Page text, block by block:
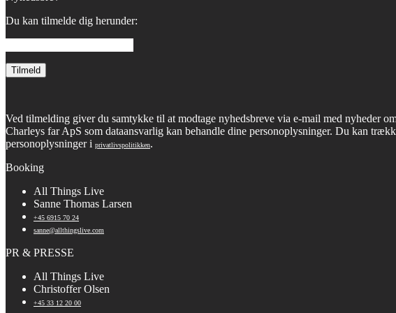
Du kan tilmelde dig herunder:
Ved tilmelding giver du samtykke til at modtage nyhedsbreve via e-mail med nyheder
Charleys far ApS som dataansvarlig kan behandle dine personoplysninger. Du kan
personoplysninger i privatlivspolitikken.
Booking
All Things Live
Sanne Thomas Larsen
+45 6915 70 24
sanne@allthingslive.com
PR & PRESSE
All Things Live
Christoffer Olsen
+45 33 12 20 00